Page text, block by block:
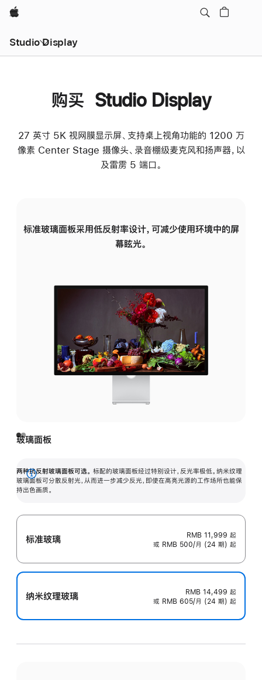
Apple
Studio Display
购买 Studio Display
27 英寸 5K 视网膜显示屏、支持桌上视角功能的 1200 万
像素 Center Stage 摄像头、录音棚级麦克风和扬声器，以
及雷雳 5 端口。
标准玻璃面板采用低反射率设计，可减少使用环境中的屏
幕眩光。
玻璃面板
两种抗反射玻璃面板可选。 标配的玻璃面板经过特别设计，反光率极低。纳米纹理
玻璃面板可分散反射光，从而进一步减少反光，即使在高亮光源的工作场所也能保
持出色画质。
展
开
标准玻璃 RMB 11,999 起
或 RMB 500/月 (24 期) 起
纳米纹理玻璃 RMB 14,499 起
或 RMB 605/月 (24 期) 起